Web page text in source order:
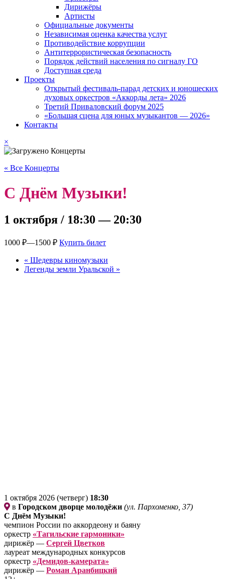
Дирижёры
Артисты
Официальные документы
Независимая оценка качества услуг
Противодействие коррупции
Антитеррористическая безопасность
Порядок действий населения по сигналу ГО
Доступная среда
Проекты
Открытый фестиваль-парад детских и юношеских
духовых оркестров «Аккорды лета» 2026
Третий Приваловский форум 2025
«Большая сцена для юных музыкантов — 2026»
Контакты
×
« Все Концерты
С Днём Музыки!
1 октября / 18:30 — 20:30
1000 ₽—1500 ₽ Купить билет
« Шедевры киномузыки
Легенды земли Уральской »
1 октября 2026 (четверг) 18:30
в Городском дворце молодёжи (ул. Пархоменко, 37)
С Днём Музыки!
чемпион России по аккордеону и баяну
оркестр «Тагильские гармоники»
дирижёр — Сергей Цветков
лауреат международных конкурсов
оркестр «Демидов-камерата»
дирижёр — Роман Аранбицкий